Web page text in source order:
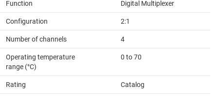
Function Digital Multiplexer
Configuration 2:1
Number of channels 4
Operating temperature
range (°C)
0 to 70
Rating Catalog